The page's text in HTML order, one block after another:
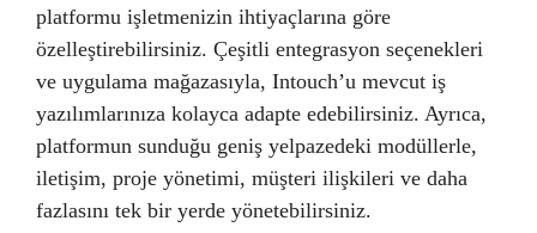
platformu işletmenizin ihtiyaçlarına göre
özelleştirebilirsiniz. Çeşitli entegrasyon seçenekleri
ve uygulama mağazasıyla, Intouch’u mevcut iş
yazılımlarınıza kolayca adapte edebilirsiniz. Ayrıca,
platformun sunduğu geniş yelpazedeki modüllerle,
iletişim, proje yönetimi, müşteri ilişkileri ve daha
fazlasını tek bir yerde yönetebilirsiniz.